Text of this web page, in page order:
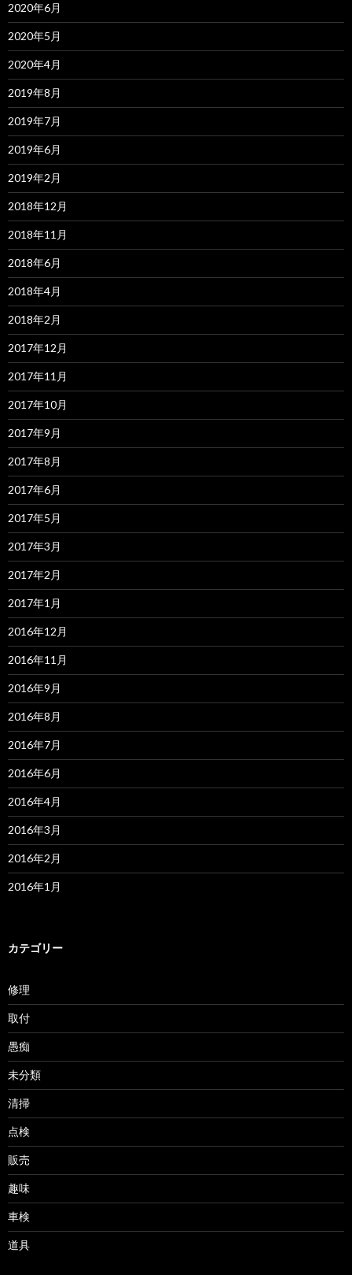
2020年6月
2020年5月
2020年4月
2019年8月
2019年7月
2019年6月
2019年2月
2018年12月
2018年11月
2018年6月
2018年4月
2018年2月
2017年12月
2017年11月
2017年10月
2017年9月
2017年8月
2017年6月
2017年5月
2017年3月
2017年2月
2017年1月
2016年12月
2016年11月
2016年9月
2016年8月
2016年7月
2016年6月
2016年4月
2016年3月
2016年2月
2016年1月
カテゴリー
修理
取付
愚痴
未分類
清掃
点検
販売
趣味
車検
道具